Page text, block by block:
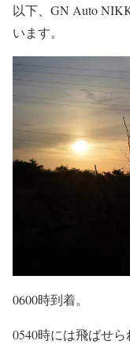
以下、GN Auto
います。
0600時到着。
0540時には飛ばせら